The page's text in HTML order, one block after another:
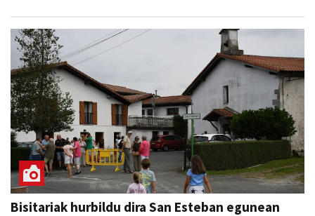
Bisitariak hurbildu dira San Esteban egunean